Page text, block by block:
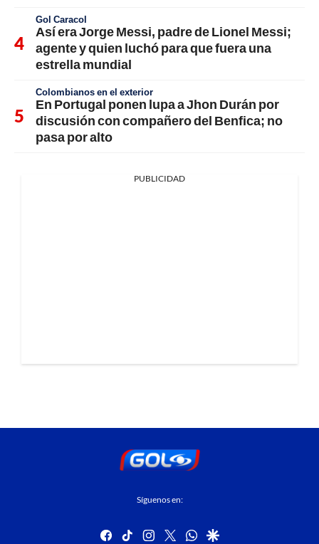
Gol Caracol
Así era Jorge Messi, padre de Lionel Messi;
agente y quien luchó para que fuera una
estrella mundial
Colombianos en el exterior
En Portugal ponen lupa a Jhon Durán por
discusión con compañero del Benfica; no
pasa por alto
PUBLICIDAD
Síguenos en:
facebook
tiktok instagram
twitterwhatsapp
google